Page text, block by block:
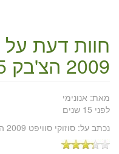
חוות דעת על
2009 הצ'בק 5 דלתות
מאת: אנונימי
לפני 15 שנים
נכתב על: סוזוקי סוויפט 2009 הצ'בק 5 דלתות